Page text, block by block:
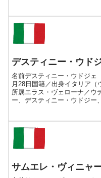
デスティニー・ウド
名前デスティニー・ウドジェ
月28日国籍／出身イタリア
所属エラス・ヴェローナ／
ー、デスティニー・ウドジー
サムエレ・ヴィニャ